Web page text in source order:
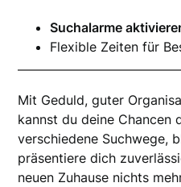
Suchalarme
Flexible Zeiten für
Mit Geduld, guter
kannst du deine Chancen
verschiedene Suchwege,
präsentiere dich
neuen Zuhause nichts